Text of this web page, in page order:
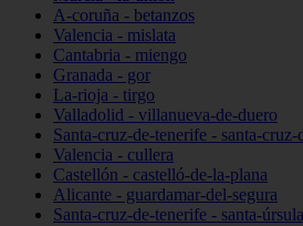
A-coruña - betanzos
Valencia - mislata
Cantabria - miengo
Granada - gor
La-rioja - tirgo
Valladolid - villanueva-de-duero
Santa-cruz-de-tenerife - santa-cruz-
Valencia - cullera
Castellón - castelló-de-la-plana
Alicante - guardamar-del-segura
Santa-cruz-de-tenerife - santa-úrsula